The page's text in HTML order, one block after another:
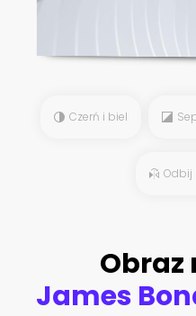
Czerń i biel
Odbij
Obraz